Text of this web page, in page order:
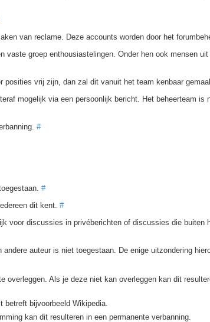
van reclame. Deze accounts worden door het
vaste groep enthousiastelingen. Onder hen ook mensen uit
vrij zijn, dan zal dit vanuit het team kenbaar
mogelijk via een persoonlijk bericht. Het beheerteam is
#
#
dit kent. #
voor discussies in privéberichten of discussies die buiten
auteur is niet toegestaan. De enige uitzondering
overleggen. Als je deze niet kan overleggen kan dit
bijvoorbeeld Wikipedia.
kan dit resulteren in een permanente verbanning.